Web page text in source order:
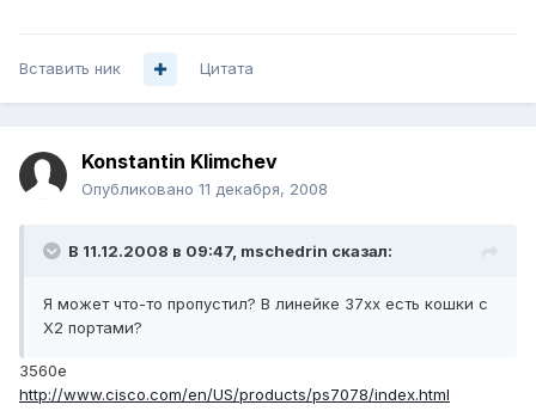
Вставить ник Цитата
Konstantin Klimchev
Опубликовано 11 декабря, 2008
В 11.12.2008 в 09:47, mschedrin сказал:
Я может что-то пропустил? В линейке 37хх есть кошки с
X2 портами?
3560e
http://www.cisco.com/en/US/products/ps7078/index.html